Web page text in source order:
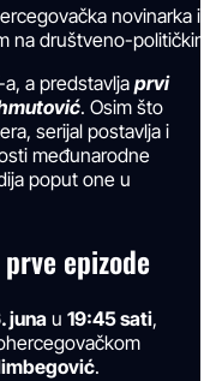
novinarka i
na društveno-
a, a predstavljaprvi
. Osim što
serijal postavlja i
međunarodne
poput one u
epizode
junau 19:45 sati,
.